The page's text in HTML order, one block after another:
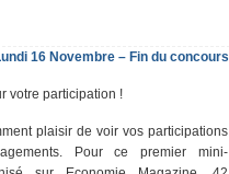
16 Novembre – Fin du concours
votre participation !
plaisir de voir vos participations
Pour ce premier mini-